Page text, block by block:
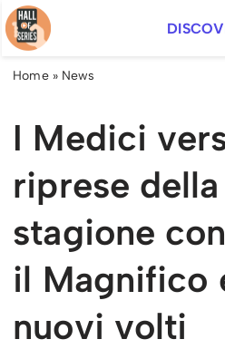
Vai
al
Home» News
I Medici
riprese
stagione
il Magnifico
nuovi volti